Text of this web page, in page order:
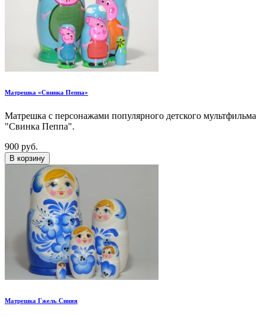
Матрешка «Свинка Пеппа»
Матрешка с персонажами популярного детского мультфильма
"Свинка Пеппа".
900 руб.
В корзину
Матрешка Гжель Синяя